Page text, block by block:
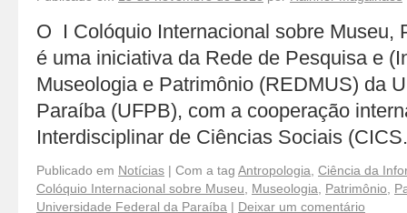
O I Colóquio Internacional sobre Museu,
é uma iniciativa da Rede de Pesquisa e
Museologia e Patrimônio (REDMUS) da
Paraíba (UFPB), com a cooperação
Interdisciplinar de Ciências Sociais
Publicado em Notícias | Com a tag Antropologia Ciência da
Colóquio Internacional sobre Museu
Museologia Patrimônio
Universidade Federal da Paraíba | Deixar um comentário